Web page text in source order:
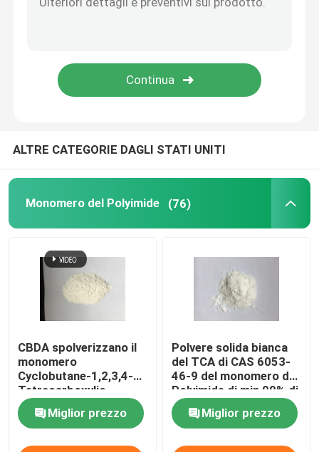
ALTRE CATEGORIE DAGLI STATI UNITI
Monomero del Polyimide (76)
CBDA spolverizzano il
monomero
Cyclobutane-1,2,3,4-
Tetracarboxylic
Dianhydride del
Polyimide di CAS 4415-
87-6
Miglior prezzo
Polvere solida bianca
del TCA di CAS 6053-
46-9 del monomero del
Polyimide di min 99% di
purezza
Miglior prezzo